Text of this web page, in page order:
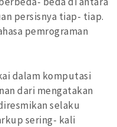
persisnya tiap- tiap.
pemrograman
dalam komputasi
dari mengatakan
selaku
sering- kali